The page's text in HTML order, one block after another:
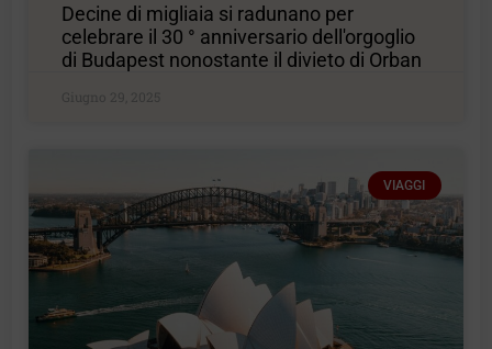
Decine di migliaia si radunano per
celebrare il 30 ° anniversario dell'orgoglio
di Budapest nonostante il divieto di Orban
Giugno 29, 2025
VIAGGI